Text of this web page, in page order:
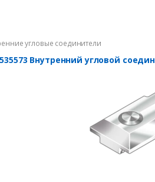
угловые соединители
Внутренний угловой